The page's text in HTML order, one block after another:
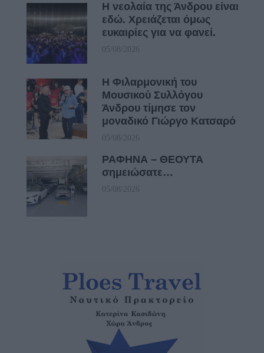
Η νεολαία της Άνδρου είναι
εδώ. Χρειάζεται όμως
ευκαιρίες για να φανεί.
05/08/2026
Η Φιλαρμονική του
Μουσικού Συλλόγου
Άνδρου τίμησε τον
μοναδικό Γιώργο Κατσαρό
05/08/2026
ΡΑΦΗΝΑ – ΘΕΟΥΤΑ
σημειώσατε…
05/08/2026